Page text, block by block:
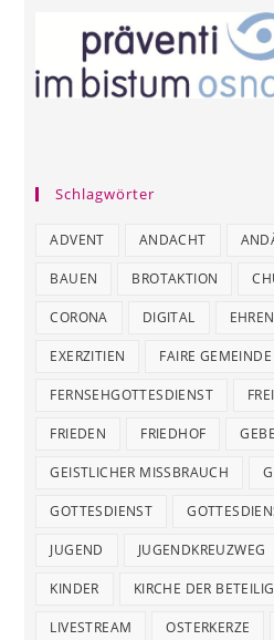
Schlagwörter
ADVENT ANDACHT
BAUEN BROTAKTION
CORONA DIGITAL
EXERZITIEN FAIRE GEMEINDE
FERNSEHGOTTESDIENST
FRIEDEN FRIEDHOF
GEISTLICHER MISSBRAUCH
GOTTESDIENST
JUGEND JUGENDKREUZWEG
KINDER KIRCHE DER
LIVESTREAM OSTERKERZE